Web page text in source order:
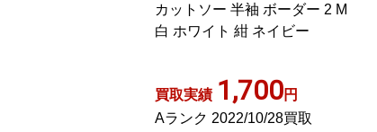
21SS Cotton Jersey x Lace T-
Shirt Tシャツ 花柄 2 白
買取実績 10,000
Sランク 2022/09/20買取